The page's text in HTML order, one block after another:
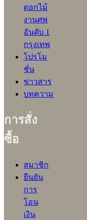
ดอกไม้
งานศพ
อันดับ 1
กรุงเทพ
โปรโม
ชั่น
ข่าวสาร
บทความ
การสั่ง
ซื้อ
สมาชิก
ยืนยัน
การ
โอน
เงิน